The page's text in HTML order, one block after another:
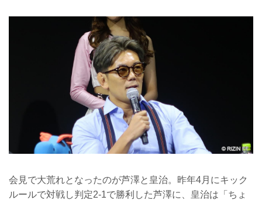
会見で大荒れとなったのが芦澤と皇治。昨年4月にキック
ルールで対戦し判定2-1で勝利した芦澤に、皇治は「ちょ